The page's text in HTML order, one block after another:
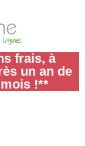
frais, à
un an de
!**